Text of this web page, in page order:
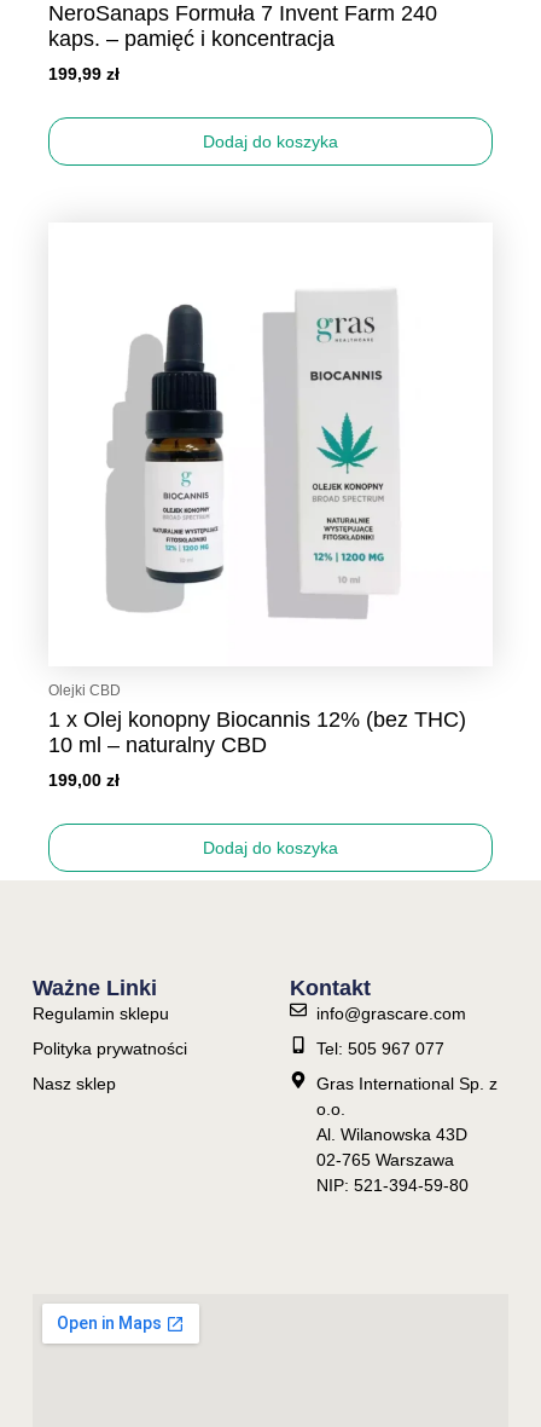
NeroSanaps Formuła 7 Invent Farm 240
kaps. – pamięć i koncentracja
199,99zł
Dodaj do koszyka
Olejki CBD
1 x Olej konopny Biocannis 12% (bez THC)
10 ml – naturalny CBD
199,00zł
Dodaj do koszyka
Ważne Linki
Regulamin sklepu
Polityka prywatności
Nasz sklep
Kontakt
info@grascare.com
Tel: 505 967 077
Gras International Sp. z
o.o.
Al. Wilanowska 43D
02-765 Warszawa
NIP: 521-394-59-80